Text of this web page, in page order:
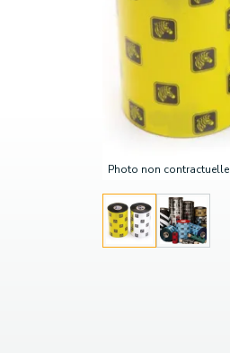
Photo non contractuelle